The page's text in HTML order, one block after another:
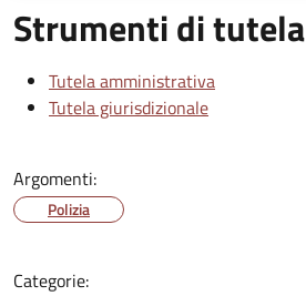
Strumenti di tutela
Tutela amministrativa
Tutela giurisdizionale
Argomenti:
Polizia
Categorie: